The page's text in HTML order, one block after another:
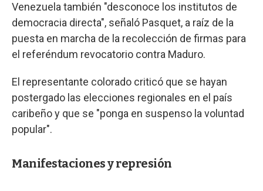
Venezuela también "desconoce los institutos de
democracia directa", señaló Pasquet, a raíz de la
puesta en marcha de la recolección de firmas para
el referéndum revocatorio contra Maduro.
El representante colorado criticó que se hayan
postergado las elecciones regionales en el país
caribeño y que se "ponga en suspenso la voluntad
popular".
Manifestaciones y represión